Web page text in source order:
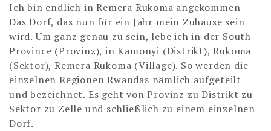
Ich bin endlich in Remera Rukoma angekommen –
Das Dorf, das nun für ein Jahr mein Zuhause sein
wird. Um ganz genau zu sein, lebe ich in der South
Province (Provinz), in Kamonyi (Distrikt), Rukoma
(Sektor), Remera Rukoma (Village). So werden die
einzelnen Regionen Rwandas nämlich aufgeteilt
und bezeichnet. Es geht von Provinz zu Distrikt zu
Sektor zu Zelle und schließlich zu einem einzelnen
Dorf.